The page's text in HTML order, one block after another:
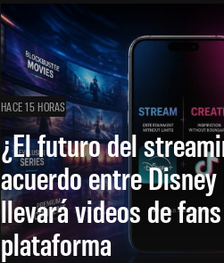
HACE 15 HORAS
¿El futuro del
acuerdo entre
llevará videos de
plataforma